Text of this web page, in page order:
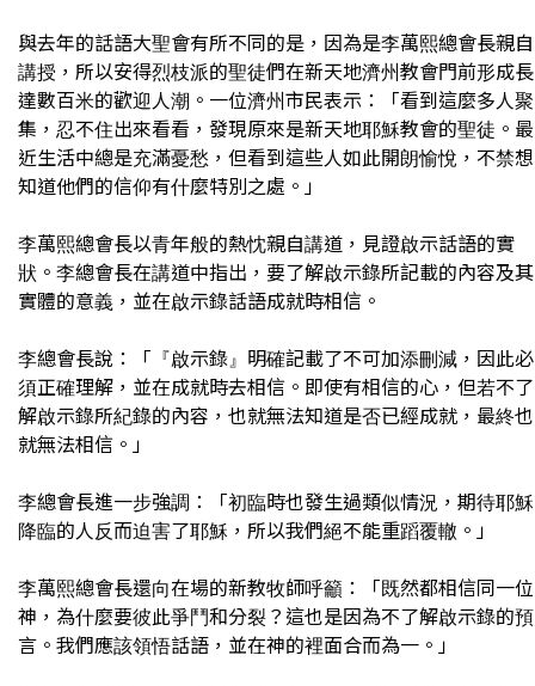
與去年的話語大聖會有所不同的是，因為是李萬熙總會長親自
講授，所以安得烈枝派的聖徒們在新天地濟州教會門前形成長
達數百米的歡迎人潮。一位濟州市民表示：「看到這麼多人聚
集，忍不住出來看看，發現原來是新天地耶穌教會的聖徒。最
近生活中總是充滿憂愁，但看到這些人如此開朗愉悅，不禁想
知道他們的信仰有什麼特別之處。」
李萬熙總會長以青年般的熱忱親自講道，見證啟示話語的實
狀。李總會長在講道中指出，要了解啟示錄所記載的內容及其
實體的意義，並在啟示錄話語成就時相信。
李總會長說：「『啟示錄』明確記載了不可加添刪減，因此必
須正確理解，並在成就時去相信。即使有相信的心，但若不了
解啟示錄所紀錄的內容，也就無法知道是否已經成就，最終也
就無法相信。」
李總會長進一步強調：「初臨時也發生過類似情況，期待耶穌
降臨的人反而迫害了耶穌，所以我們絕不能重蹈覆轍。」
李萬熙總會長還向在場的新教牧師呼籲：「既然都相信同一位
神，為什麼要彼此爭鬥和分裂？這也是因為不了解啟示錄的預
言。我們應該領悟話語，並在神的裡面合而為一。」